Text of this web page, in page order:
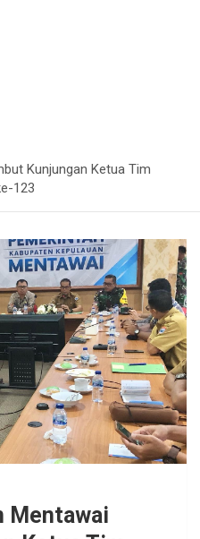
Kunjungan Ketua Tim
123
Mentawai